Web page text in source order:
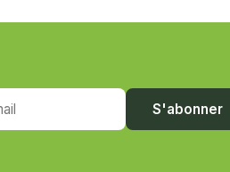
S'abonner